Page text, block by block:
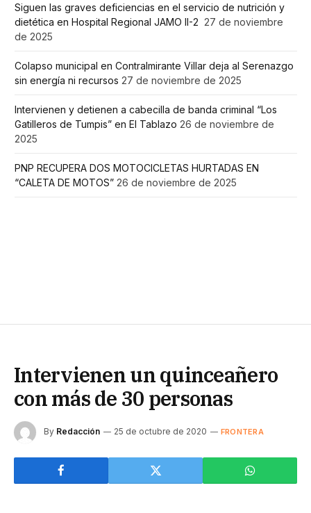
Siguen las graves deficiencias en el servicio de nutrición y
dietética en Hospital Regional JAMO II-2 27 de noviembre
de 2025
Colapso municipal en Contralmirante Villar deja al Serenazgo
sin energía ni recursos 27 de noviembre de 2025
Intervienen y detienen a cabecilla de banda criminal “Los
Gatilleros de Tumpis” en El Tablazo 26 de noviembre de
2025
PNP RECUPERA DOS MOTOCICLETAS HURTADAS EN
“CALETA DE MOTOS” 26 de noviembre de 2025
Intervienen un quinceañero
con más de 30 personas
By Redacción 25 de octubre de 2020 FRONTERA